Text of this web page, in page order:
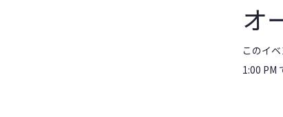
オ
このイ
1:00 PM